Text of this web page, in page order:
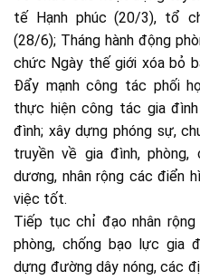
tế Hạnh phúc (20/3), tổ
(28/6); Tháng hành động
chức Ngày thế giới xóa bỏ
Đẩy mạnh công tác phối
thực hiện công tác gia
đình; xây dựng phóng sự,
truyền về gia đình,
dương, nhân rộng các điển
việc tốt.
Tiếp tục chỉ đạo nhân
phòng, chống bạo lực gia
dựng đường dây nóng, các